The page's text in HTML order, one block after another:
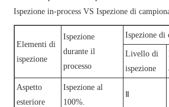
Ispezione in-process VS Ispezione di
Elementi di
ispezione
Ispezione
durante il
processo
Ispezione di
Livello di
ispezione
Aspetto
esteriore
Ispezione al
100%.